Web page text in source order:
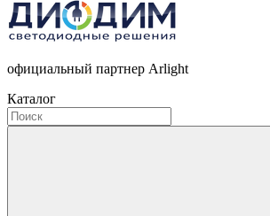
официальный партнер Arlight
Каталог